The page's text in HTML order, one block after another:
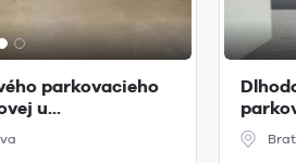
parkovacieho
u...